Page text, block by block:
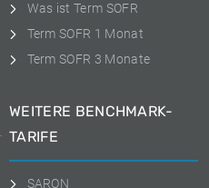
Was ist Term SOFR
Term SOFR 1 Monat
Term SOFR 3 Monate
WEITERE BENCHMARK-
TARIFE
SARON